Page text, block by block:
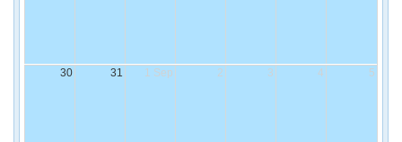
30 31 1 Sep 2 3 4 5